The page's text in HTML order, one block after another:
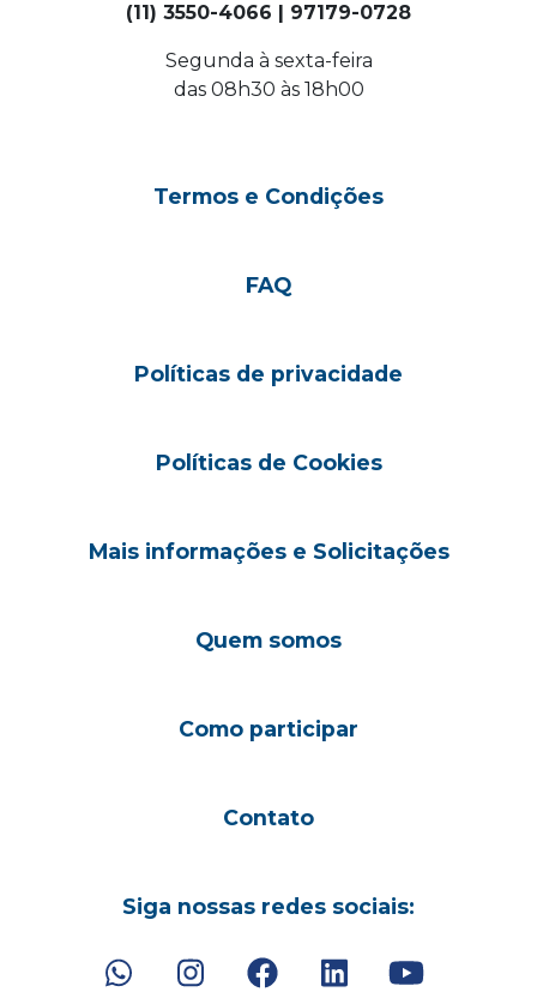
(11) 3550-4066 | 97179-0728
Segunda à sexta-feira
das 08h30 às 18h00
Termos e Condições
FAQ
Políticas de privacidade
Políticas de Cookies
Mais informações e Solicitações
Quem somos
Como participar
Contato
Siga nossas redes sociais: